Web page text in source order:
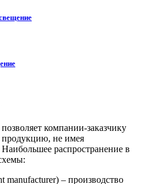
компании-заказчику
не имея
распространение в
manufacturer) – производство